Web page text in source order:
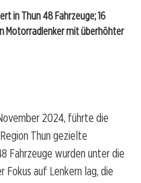
in Thun 48 Fahrzeuge; 16
Motorradlenker mit überhöhter
2024, führte die
Thun gezielte
Fahrzeuge wurden unter die
Fokus auf Lenkern lag, die